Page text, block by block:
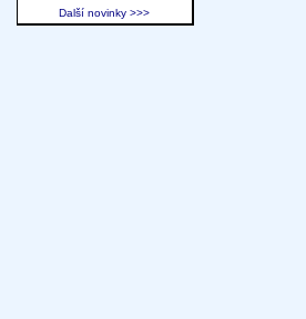
Další novinky >>>